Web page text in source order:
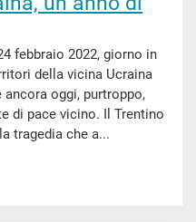
febbraio 2022, giorno in
della vicina Ucraina
oggi, purtroppo,
di pace vicino. Il Trentino
tragedia che a...